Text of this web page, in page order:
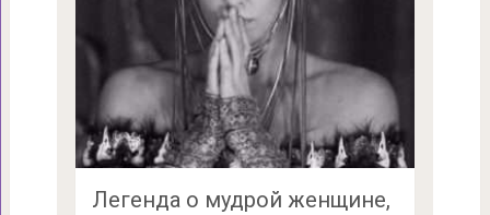
Легенда о мудрой женщине,